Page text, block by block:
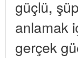
güçlü,
anlamak
gerçek